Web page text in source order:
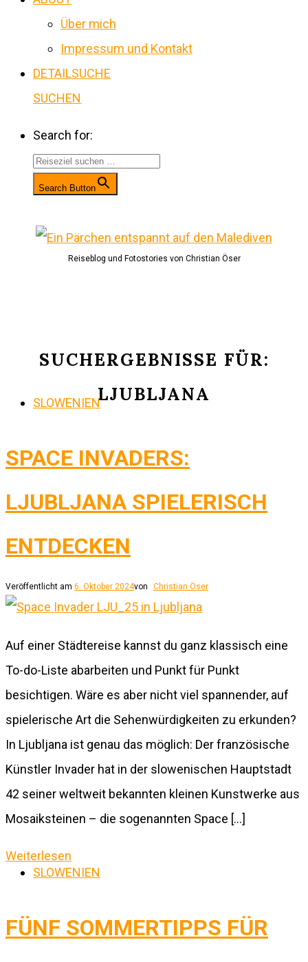
Über mich
Impressum und Kontakt
DETAILSUCHE
SUCHEN
Search for:
Search Button
Reiseblog und Fotostories von Christian Öser
SUCHERGEBNISSE FÜR:
LJUBLJANA
SLOWENIEN
SPACE INVADERS:
LJUBLJANA SPIELERISCH
ENTDECKEN
Veröffentlicht am 6. Oktober 2024von Christian Öser
Auf einer Städtereise kannst du ganz klassisch eine
To-do-Liste abarbeiten und Punkt für Punkt
besichtigen. Wäre es aber nicht viel spannender, auf
spielerische Art die Sehenwürdigkeiten zu erkunden?
In Ljubljana ist genau das möglich: Der französische
Künstler Invader hat in der slowenischen Hauptstadt
42 seiner weltweit bekannten kleinen Kunstwerke aus
Mosaiksteinen – die sogenannten Space […]
Weiterlesen
SLOWENIEN
FÜNF SOMMERTIPPS FÜR